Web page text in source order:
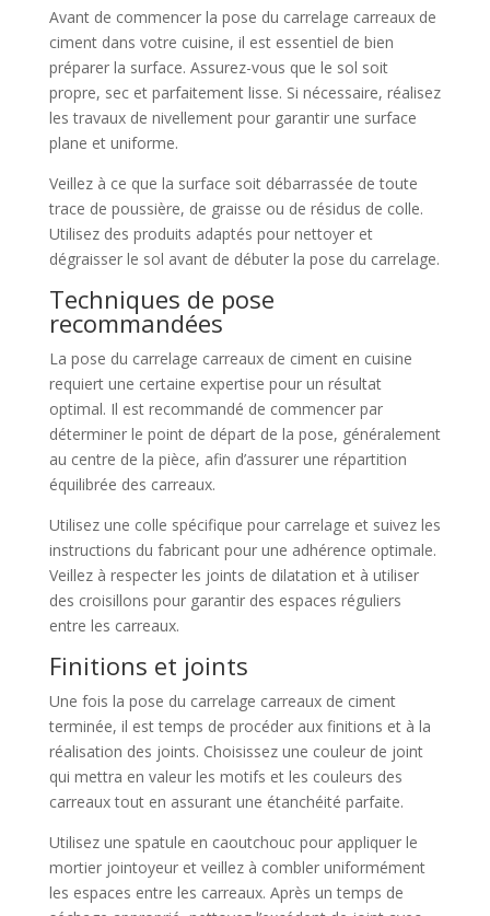
Avant de commencer la pose du carrelage carreaux de
ciment dans votre cuisine, il est essentiel de bien
préparer la surface. Assurez-vous que le sol soit
propre, sec et parfaitement lisse. Si nécessaire, réalisez
les travaux de nivellement pour garantir une surface
plane et uniforme.
Veillez à ce que la surface soit débarrassée de toute
trace de poussière, de graisse ou de résidus de colle.
Utilisez des produits adaptés pour nettoyer et
dégraisser le sol avant de débuter la pose du carrelage.
Techniques de pose
recommandées
La pose du carrelage carreaux de ciment en cuisine
requiert une certaine expertise pour un résultat
optimal. Il est recommandé de commencer par
déterminer le point de départ de la pose, généralement
au centre de la pièce, afin d’assurer une répartition
équilibrée des carreaux.
Utilisez une colle spécifique pour carrelage et suivez les
instructions du fabricant pour une adhérence optimale.
Veillez à respecter les joints de dilatation et à utiliser
des croisillons pour garantir des espaces réguliers
entre les carreaux.
Finitions et joints
Une fois la pose du carrelage carreaux de ciment
terminée, il est temps de procéder aux finitions et à la
réalisation des joints. Choisissez une couleur de joint
qui mettra en valeur les motifs et les couleurs des
carreaux tout en assurant une étanchéité parfaite.
Utilisez une spatule en caoutchouc pour appliquer le
mortier jointoyeur et veillez à combler uniformément
les espaces entre les carreaux. Après un temps de